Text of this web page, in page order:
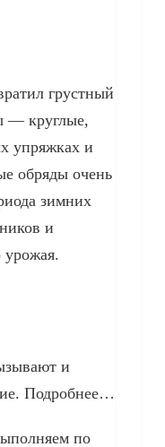
грустный
— круглые,
упряжках и
обряды очень
зимних
и
урожая.
и
Подробнее…
по